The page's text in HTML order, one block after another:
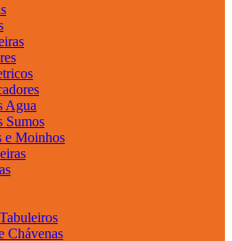
Agua
Sumos
e Moinhos
Chávenas